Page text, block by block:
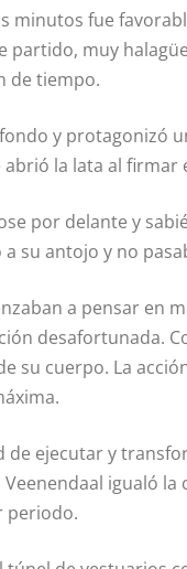
minutos fue
partido, muy
de tiempo.
y protagonizó
abrió la lata al firmar
por delante y
su antojo y no
a pensar en
desafortunada.
su cuerpo. La
de ejecutar y
igualó
periodo.